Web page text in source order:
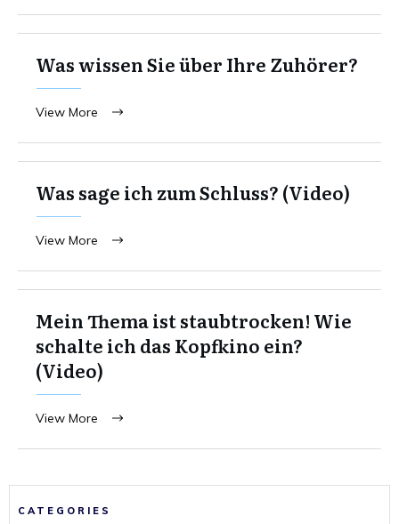
Was wissen Sie über Ihre Zuhörer?
View More
Was sage ich zum Schluss? (Video)
View More
Mein Thema ist staubtrocken! Wie
schalte ich das Kopfkino ein?
(Video)
View More
CATEGORIES